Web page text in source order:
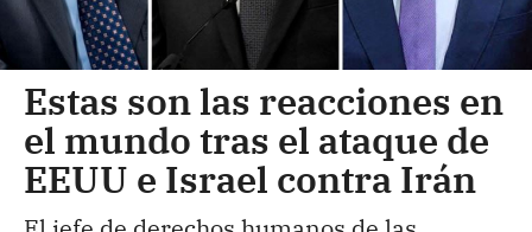
Estas son las reacciones en
el mundo tras el ataque de
EEUU e Israel contra Irán